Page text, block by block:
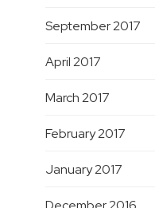
September 2017
April 2017
March 2017
February 2017
January 2017